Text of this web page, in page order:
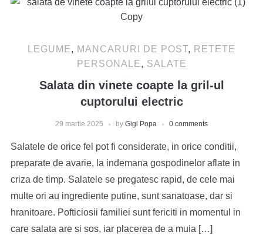
LEGUME, MANCARURI DE POST, RETETE
PERSONALE, SALATE
Salata din vinete coapte la gril-ul
cuptorului electric
29 martie 2025 by Gigi Popa 0 comments
Salatele de orice fel pot fi considerate, in orice conditii,
preparate de avarie, la indemana gospodinelor aflate in
criza de timp. Salatele se pregatesc rapid, de cele mai
multe ori au ingrediente putine, sunt sanatoase, dar si
hranitoare. Pofticiosii familiei sunt fericiti in momentul in
care salata are si sos, iar placerea de a muia […]